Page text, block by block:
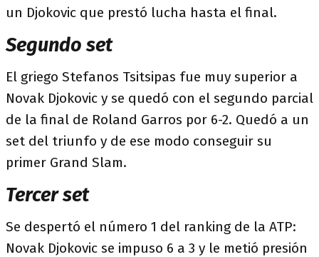
un Djokovic que prestó lucha hasta el final.
Segundo set
El griego Stefanos Tsitsipas fue muy superior a
Novak Djokovic y se quedó con el segundo parcial
de la final de Roland Garros por 6-2. Quedó a un
set del triunfo y de ese modo conseguir su
primer Grand Slam.
Tercer set
Se despertó el número 1 del ranking de la ATP:
Novak Djokovic se impuso 6 a 3 y le metió presión